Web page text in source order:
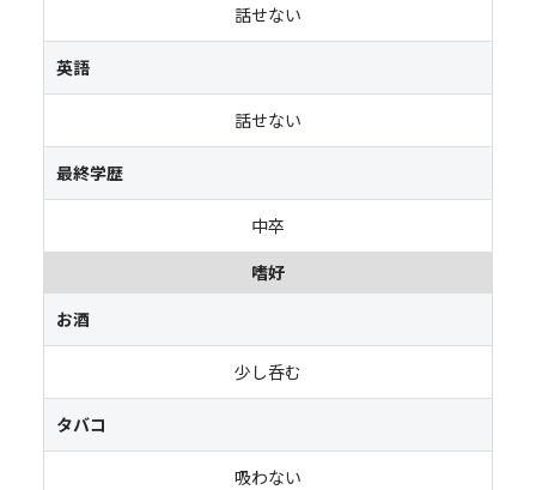
話せない
英語
話せない
最終学歴
中卒
嗜好
お酒
少し呑む
タバコ
吸わない